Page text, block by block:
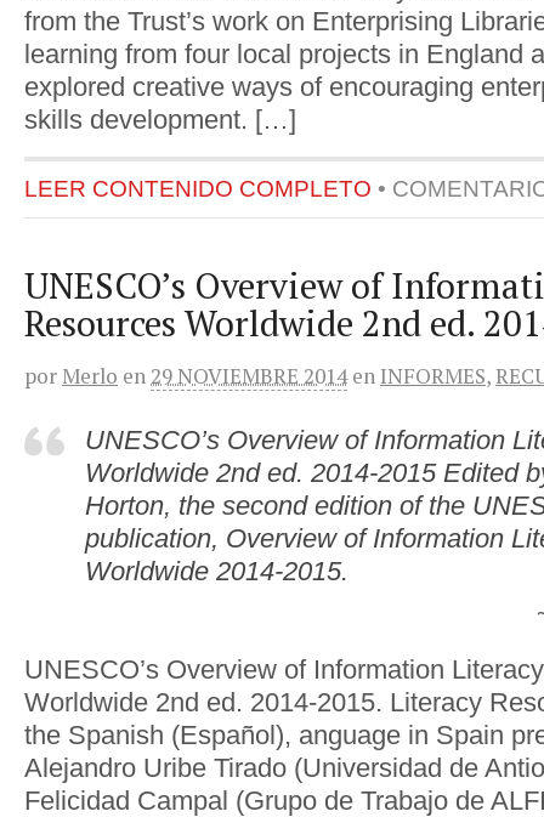
from the Trust’s work on Enterprising
learning from four local projects in England
explored creative ways of encouraging
skills development. […]
LEER CONTENIDO COMPLETO •
UNESCO’s Overview of
Resources Worldwide 2nd ed.
por Merlo en 29 NOVIEMBRE 2014 enINFORMES,
UNESCO’s Overview of Information
Worldwide 2nd ed. 2014-2015 Edited
Horton, the second edition of the
publication, Overview of Information
Worldwide 2014-2015.
UNESCO’s Overview of Information
Worldwide 2nd ed. 2014-2015. Literacy
the Spanish (Español), anguage in Spain
Alejandro Uribe Tirado (Universidad de
Felicidad Campal (Grupo de Trabajo de